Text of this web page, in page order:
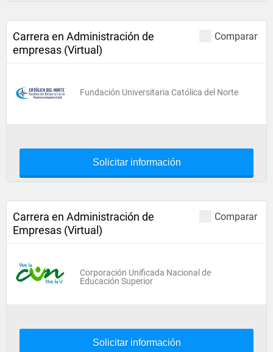
Comparar
Carrera en Administración de
empresas (Virtual)
Fundación Universitaria Católica del Norte
Solicitar información
Comparar
Carrera en Administración de
Empresas (Virtual)
Corporación Unificada Nacional de
Educación Superior
Solicitar información